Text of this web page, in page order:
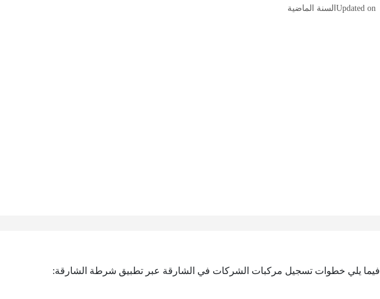
Updated onالسنة الماضية
فيما يلي خطوات تسجيل مركبات الشركات في الشارقة عبر تطبيق شرطة الشارقة: